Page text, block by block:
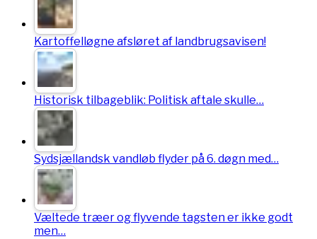
Kartoffelløgne afsløret af landbrugsavisen!
Historisk tilbageblik: Politisk aftale skulle…
Sydsjællandsk vandløb flyder på 6. døgn med…
Væltede træer og flyvende tagsten er ikke godt
men…